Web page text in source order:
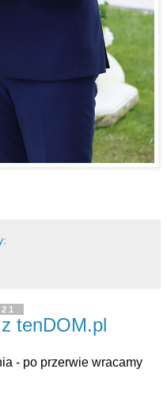
tenDOM.pl
- po przerwie wracamy